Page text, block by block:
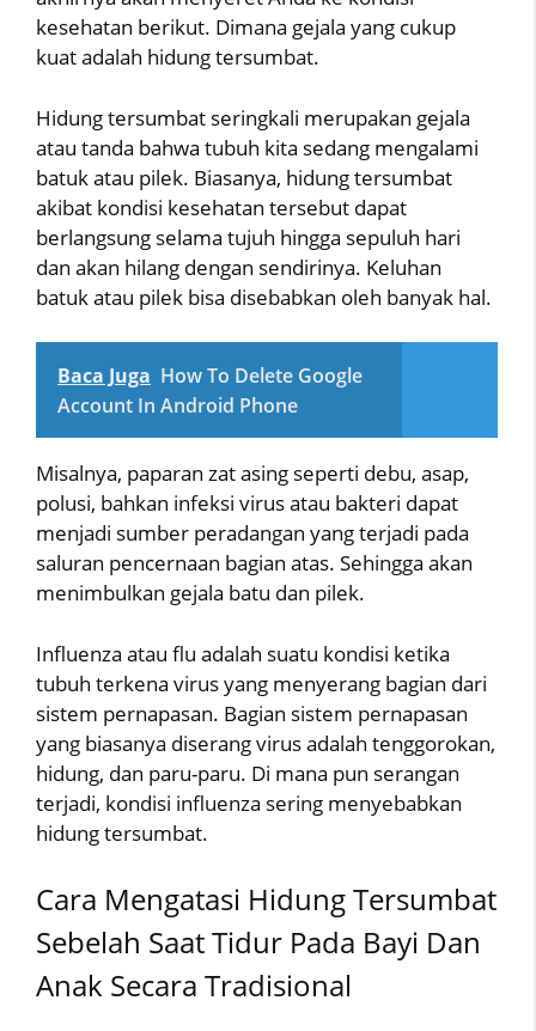
kesehatan berikut. Dimana gejala yang cukup
kuat adalah hidung tersumbat.
Hidung tersumbat seringkali merupakan gejala
atau tanda bahwa tubuh kita sedang mengalami
batuk atau pilek. Biasanya, hidung tersumbat
akibat kondisi kesehatan tersebut dapat
berlangsung selama tujuh hingga sepuluh hari
dan akan hilang dengan sendirinya. Keluhan
batuk atau pilek bisa disebabkan oleh banyak hal.
Baca Juga How To Delete Google
Account In Android Phone
Misalnya, paparan zat asing seperti debu, asap,
polusi, bahkan infeksi virus atau bakteri dapat
menjadi sumber peradangan yang terjadi pada
saluran pencernaan bagian atas. Sehingga akan
menimbulkan gejala batu dan pilek.
Influenza atau flu adalah suatu kondisi ketika
tubuh terkena virus yang menyerang bagian dari
sistem pernapasan. Bagian sistem pernapasan
yang biasanya diserang virus adalah tenggorokan,
hidung, dan paru-paru. Di mana pun serangan
terjadi, kondisi influenza sering menyebabkan
hidung tersumbat.
Cara Mengatasi Hidung Tersumbat
Sebelah Saat Tidur Pada Bayi Dan
Anak Secara Tradisional